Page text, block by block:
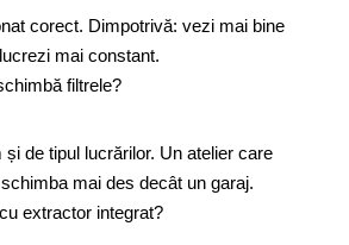
corect. Dimpotrivă: vezi mai bine
mai constant.
filtrele?
și de tipul lucrărilor. Un atelier care
mai des decât un garaj.
extractor integrat?